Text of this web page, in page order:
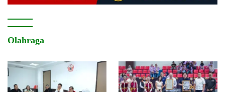
Olahraga